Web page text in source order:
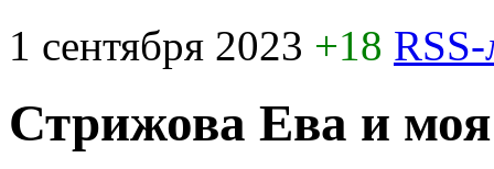
1 сентября 2023 +18
Стрижова Ева и